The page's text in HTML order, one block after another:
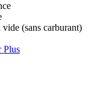
vide (sans carburant)
Plus